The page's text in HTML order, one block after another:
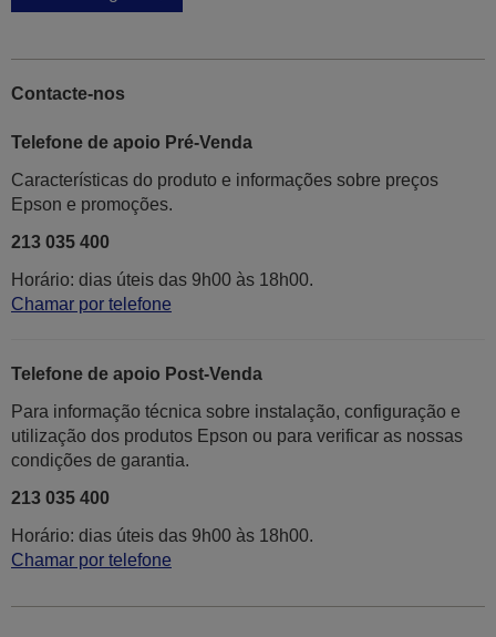
Contacte-nos
Telefone de apoio Pré-Venda
Características do produto e informações sobre preços
Epson e promoções.
213 035 400
Horário: dias úteis das 9h00 às 18h00.
Chamar por telefone
Telefone de apoio Post-Venda
Para informação técnica sobre instalação, configuração e
utilização dos produtos Epson ou para verificar as nossas
condições de garantia.
213 035 400
Horário: dias úteis das 9h00 às 18h00.
Chamar por telefone